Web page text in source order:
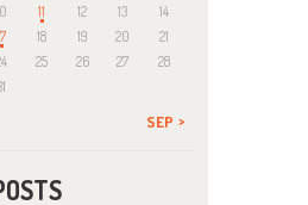
11 12 13
14
18 19 20
21
25 26 27
28
SEP »